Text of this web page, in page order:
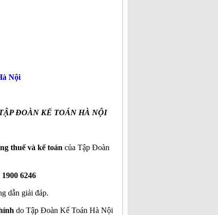
Nội
ĐOÀN KẾ TOÁN HÀ NỘI
thuế và kế toán của Tập Đoàn
1900 6246
dẫn giải đáp.
do Tập Đoàn Kế Toán Hà Nội